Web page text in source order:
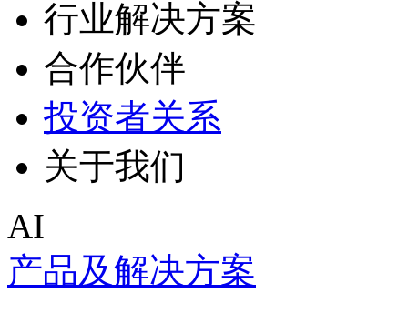
行业解决方案
合作伙伴
投资者关系
关于我们
AI
产品及解决方案